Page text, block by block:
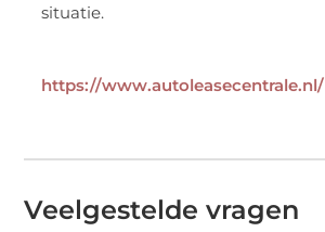
situatie.
https://www.autoleasecentrale.nl/
Veelgestelde vragen